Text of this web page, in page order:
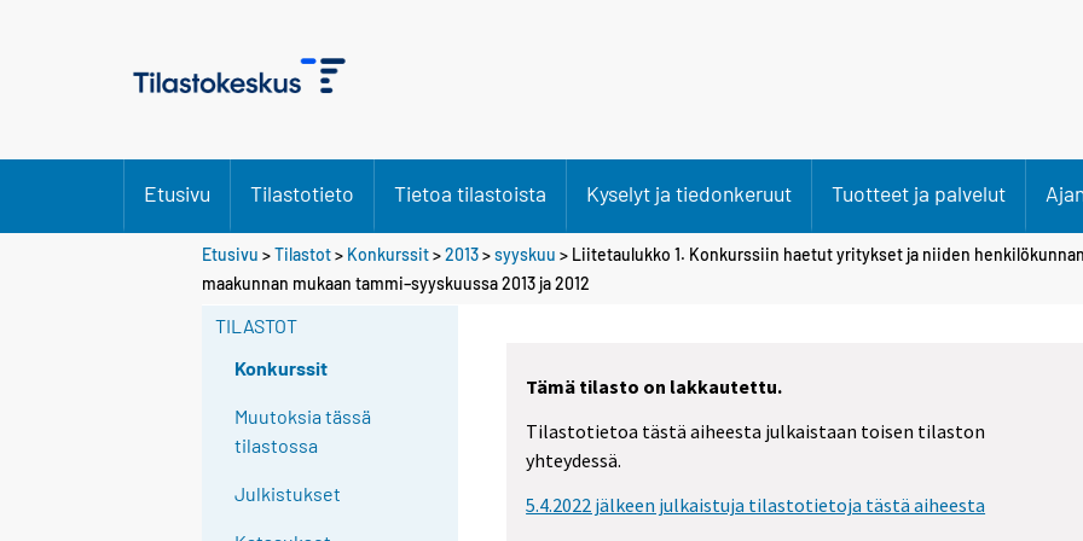
Etusivu Tilastotieto Tietoa tilastoista Kyselyt ja tiedonkeruut Tuotteet ja palvelut
Etusivu >Tilastot> Konkurssit>2013>syyskuu > Liitetaulukko 1. Konkurssiin haetut yritykset ja niiden
maakunnan mukaan tammi–syyskuussa 2013 ja 2012
TILASTOT
Konkurssit
Muutoksia tässä
tilastossa
Julkistukset
Tämä tilasto on lakkautettu.
Tilastotietoa tästä aiheesta julkaistaan toisen tilaston
yhteydessä.
5.4.2022 jälkeen julkaistuja tilastotietoja tästä aiheesta